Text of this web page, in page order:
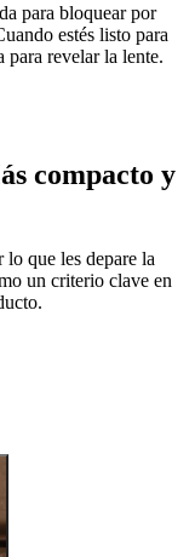
para bloquear por
estés listo para
para revelar la lente.
compacto y
lo que les depare la
un criterio clave en